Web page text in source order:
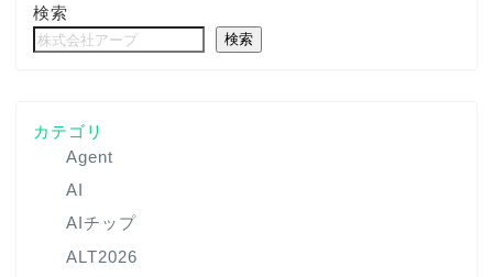
検索
検索
カテゴリ
Agent
AI
AIチップ
ALT2026